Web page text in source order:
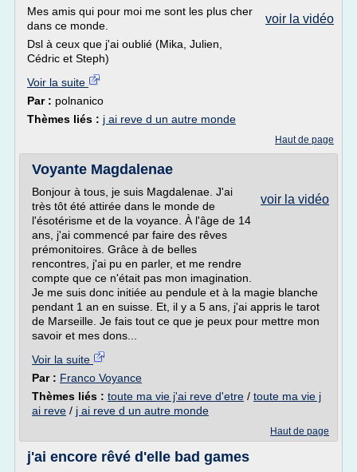
voir la vidéo
Mes amis qui pour moi me sont les plus cher
dans ce monde.
Dsl à ceux que j'ai oublié (Mika, Julien,
Cédric et Steph)
Voir la suite
Par : polnanico
Thèmes liés : j ai reve d un autre monde
Haut de page
Voyante Magdalenae
voir la vidéo
Bonjour à tous, je suis Magdalenae. J'ai
très tôt été attirée dans le monde de
l'ésotérisme et de la voyance. À l'âge de 14
ans, j'ai commencé par faire des rêves
prémonitoires. Grâce à de belles
rencontres, j'ai pu en parler, et me rendre
compte que ce n'était pas mon imagination.
Je me suis donc initiée au pendule et à la magie blanche
pendant 1 an en suisse. Et, il y a 5 ans, j'ai appris le tarot
de Marseille. Je fais tout ce que je peux pour mettre mon
savoir et mes dons...
Voir la suite
Par : Franco Voyance
Thèmes liés : toute ma vie j'ai reve d'etre / toute ma vie j
ai reve / j ai reve d un autre monde
Haut de page
j'ai encore rêvé d'elle bad games